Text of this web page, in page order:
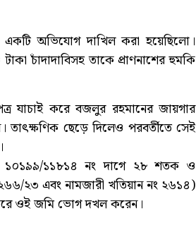
একটি অভিযোগ দাখিল করা হয়েছিলো।
চাঁদাদাবিসহ তাকে প্রাণনাশের হুমকি
যাচাই করে বজলুর রহমানের জায়গার
তাৎক্ষণিক ছেড়ে দিলেও পরবর্তীতে সেই
১০১৯৯/১১৮১৪ নং দাগে ২৮ শতক ও
২৩ এবং নামজারী খতিয়ান নং ২৬১৪)
ওই জমি ভোগ দখল করেন।